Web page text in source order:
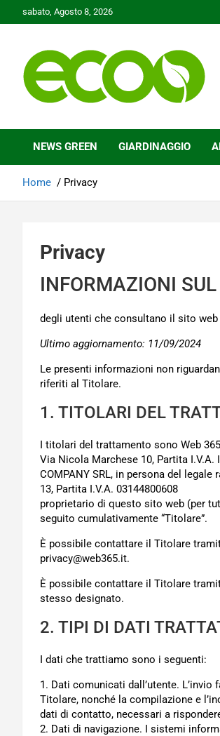
to
sabato, Agosto 8, 2026
Ecoo.it
NEWS GREEN GIARDINAGGIO
Home Privacy
Privacy
INFORMAZIONI
degli utenti che consultano il sito
Ultimo aggiornamento: 11/09/2024
Le presenti informazioni non
riferiti al Titolare.
1. TITOLARI DEL
I titolari del trattamento sono Web
Via Nicola Marchese 10, Partita
COMPANY SRL, in persona del
13, Partita I.V.A. 03144800608
proprietario di questo sito web (per
seguito cumulativamente “Titolare”.
È possibile contattare il Titolare
privacy@web365.it.
È possibile contattare il Titolare
stesso designato.
2. TIPI DI DATI
I dati che trattiamo sono i seguenti:
1. Dati comunicati dall’utente.
Titolare, nonché la compilazione e
dati di contatto, necessari a
2. Dati di navigazione. I sistemi